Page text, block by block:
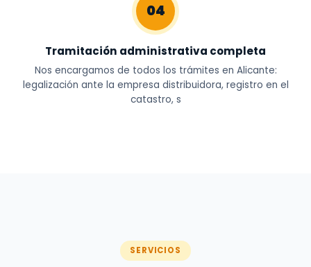
04
Tramitación administrativa completa
Nos encargamos de todos los trámites en Alicante:
legalización ante la empresa distribuidora, registro en el
catastro, s
SERVICIOS